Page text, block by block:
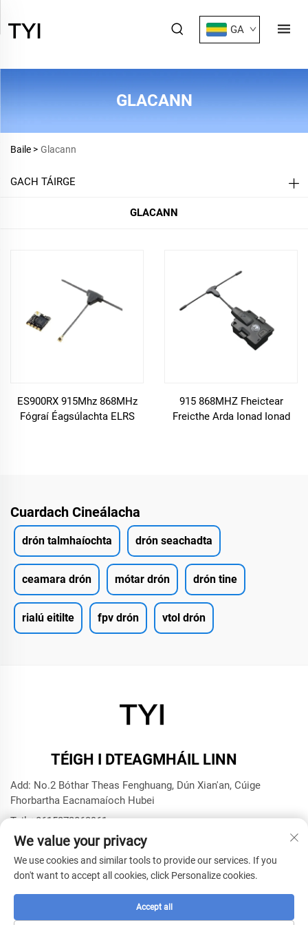
GA
GLACANN
Baile > Glacann
GACH TÁIRGE
GLACANN
ES900RX 915Mhz 868MHz
Fógraí Éagsúlachta ELRS
915 868MHZ Fheictear
Freicthe Arda Ionad Ionad
Ionad Ionad Ionad Ionad
Cuardach Cineálacha
drón talmhaíochta drón seachadta
ceamara drón mótar drón drón tine
rialú eitilte fpv drón vtol drón
TÉIGH I DTEAGMHÁIL LINN
Add: No.2 Bóthar Theas Fenghuang, Dún Xian'an, Cúige
Fhorbartha Eacnamaíoch Hubei
Teil:+8615272063961
Ríomhphost: [email protected]
Beartas Príobháideachta
We value your privacy
We use cookies and similar tools to provide our services. If you
don't want to accept all cookies, click Personalize cookies.
Accept all